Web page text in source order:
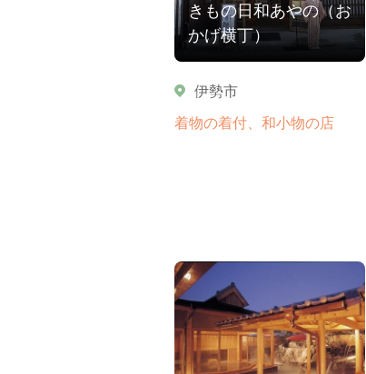
きもの日和あやの（お
かげ横丁）
伊勢市
着物の着付、和小物の店